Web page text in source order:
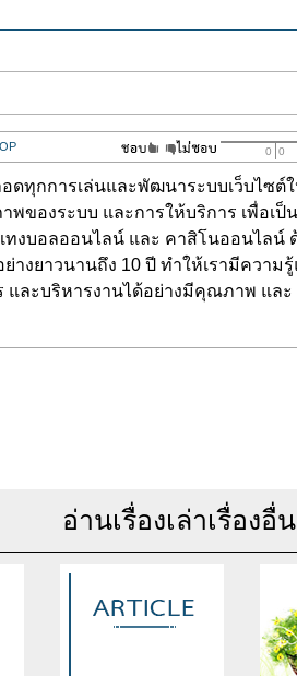
0 0
ดทุกการเล่นและพัฒนาระบบเว็บไซต์
ของระบบ และการให้บริการ เพื่อเป็น
ทงบอลออนไลน์ และ คาสิโนออนไลน์
งยาวนานถึง 10 ปี ทำให้เรามีความรู้
และบริหารงานได้อย่างมีคุณภาพ และ
อ่านเรื่องเล่าเรื่องอื่น